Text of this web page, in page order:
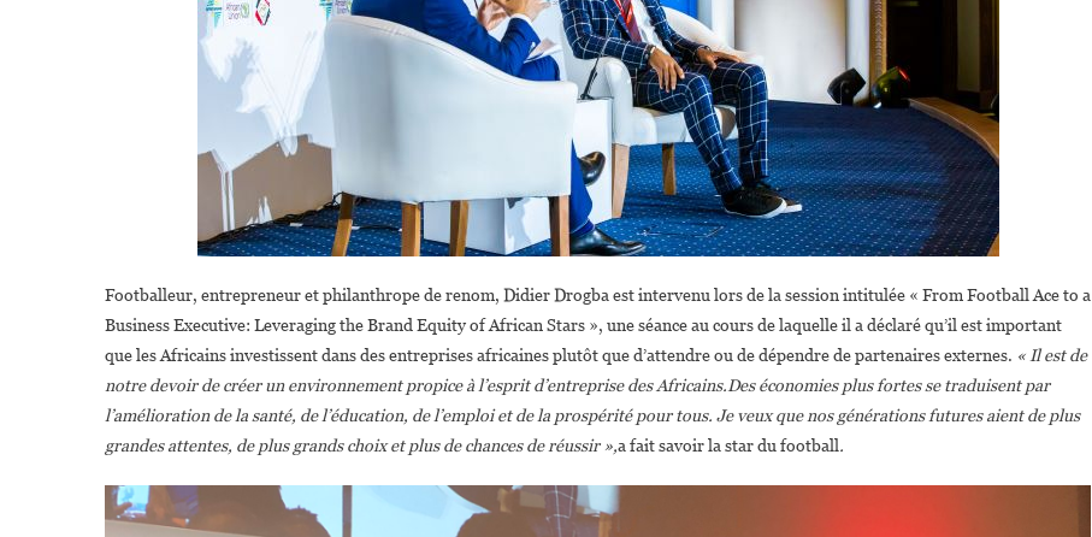
Footballeur, entrepreneur et philanthrope de renom, Didier Drogba est intervenu lors de la session intitulée « From Football Ace to a
Business Executive: Leveraging the Brand Equity of African Stars », une séance au cours de laquelle il a déclaré qu’il est important
que les Africains investissent dans des entreprises africaines plutôt que d’attendre ou de dépendre de partenaires externes. « Il est de
notre devoir de créer un environnement propice à l’esprit d’entreprise des Africains.Des économies plus fortes se traduisent par
l’amélioration de la santé, de l’éducation, de l’emploi et de la prospérité pour tous. Je veux que nos générations futures aient de plus
grandes attentes, de plus grands choix et plus de chances de réussir »,a fait savoir la star du football.